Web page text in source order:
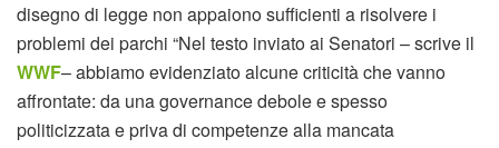
disegno di legge non appaiono sufficienti a risolvere i
problemi dei parchi “Nel testo inviato ai Senatori – scrive il
WWF– abbiamo evidenziato alcune criticità che vanno
affrontate: da una governance debole e spesso
politicizzata e priva di competenze alla mancata